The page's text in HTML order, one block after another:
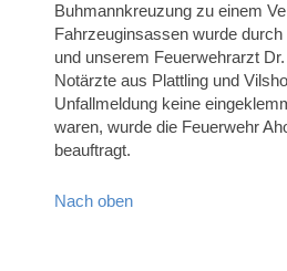
Buhmannkreuzung zu einem
Fahrzeuginsassen wurde
und unserem Feuerwehrarzt
Notärzte aus Plattling und
Unfallmeldung keine
waren, wurde die Feuerwehr
beauftragt.
Nach oben